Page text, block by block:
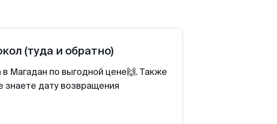
(туда и обратно)
Магадан по выгодной цене🙌. Также
знаете дату возвращения